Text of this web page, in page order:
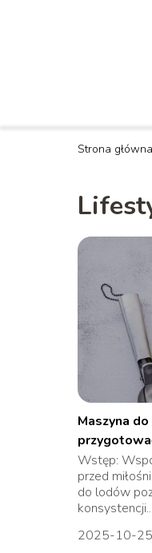
Strona główna
Maszyna
Wstęp:
przed
do lodów
konsystencji...
2025-10-25